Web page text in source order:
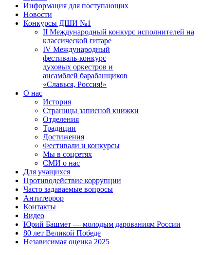
Информация для поступающих
Новости
Конкурсы ДШИ №1
II Международный конкурс исполнителей на
классической гитаре
IV Международный
фестиваль-конкурс
духовых оркестров и
ансамблей барабанщиков
«Славься, Россия!»
О нас
История
Страницы записной книжки
Отделения
Традиции
Достижения
Фестивали и конкурсы
Мы в соцсетях
СМИ о нас
Для учащихся
Противодействие коррупции
Часто задаваемые вопросы
Антитеррор
Контакты
Видео
Юрий Башмет — молодым дарованиям России
80 лет Великой Победе
Независимая оценка 2025